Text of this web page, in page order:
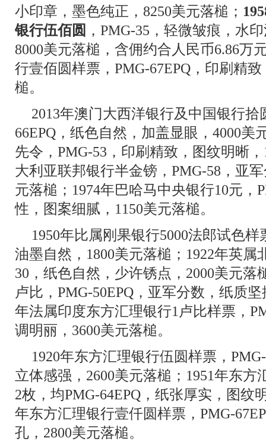
小印章，墨色纯正，8250美元落槌；
银行伍佰圆 ，PMG-35，轻微皱痕，水
8000美元落槌，含佣约合人民币6.86万
行壹佰圆样票，PMG-67EPQ，印刷精
槌。
2013年澳门大西洋银行及中国银行拾
66EPQ，纸色自然，加盖显眼，4000美
先令，PMG-53，印刷精致，图纹明晰
大利亚联邦银行半金镑，PMG-58，亚
元落槌；1974年巴哈马中央银行10元，
性，图案细腻，1150美元落槌。
1950年比属刚果银行5000法郎试色
油墨自然，1800美元落槌；1922年英属
30，纸色自然，少许锈点，2000美元落
卢比，PMG-50EPQ，亚军分数，纸质
年法属印度东方汇理银行1卢比样票，
调明丽，3600美元落槌。
1920年东方汇理银行伍圆样票，
立体感强，2600美元落槌；1951年东
2枚，均PMG-64EPQ，纸张厚实，图纹
年东方汇理银行壹仟圆样票，PMG-
孔，2800美元落槌。